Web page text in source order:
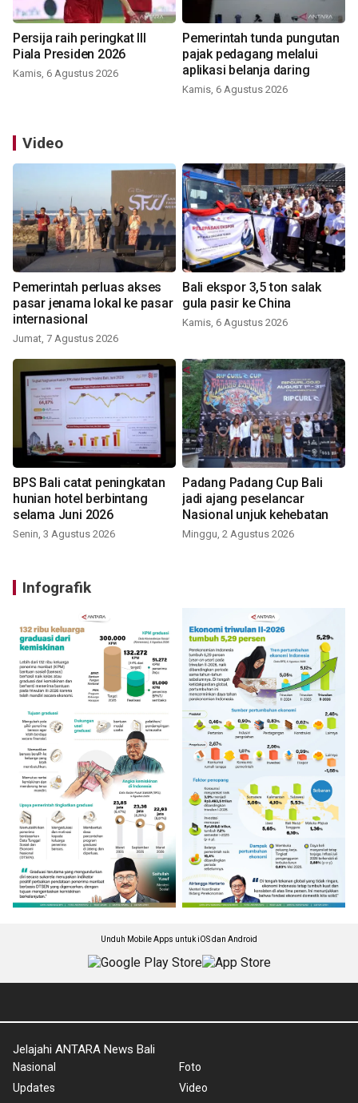
Persija raih peringkat III
Piala Presiden 2026
Kamis, 6 Agustus 2026
Pemerintah tunda pungutan
pajak pedagang melalui
aplikasi belanja daring
Kamis, 6 Agustus 2026
Video
Pemerintah perluas akses
pasar jenama lokal ke pasar
internasional
Jumat, 7 Agustus 2026
Bali ekspor 3,5 ton salak
gula pasir ke China
Kamis, 6 Agustus 2026
BPS Bali catat peningkatan
hunian hotel berbintang
selama Juni 2026
Senin, 3 Agustus 2026
Padang Padang Cup Bali
jadi ajang peselancar
Nasional unjuk kehebatan
Minggu, 2 Agustus 2026
Infografik
Unduh Mobile Apps untuk iOS dan Android
Jelajahi ANTARA News Bali
Nasional
Updates
Foto
Video